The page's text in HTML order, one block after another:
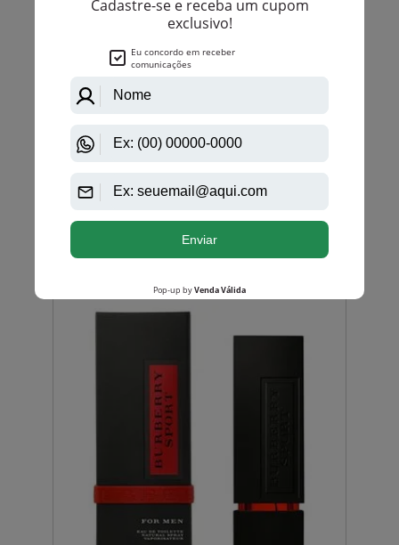
Burberry
PRODUTO
ESGOTADO
Avise-me quando disponível:
Ok